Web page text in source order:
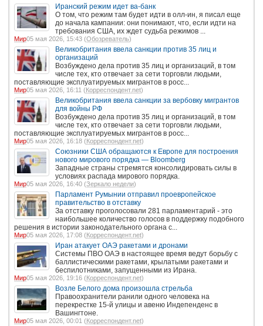
Иранский режим идет ва-банк
О том, что режим там будет идти в олл-ин, я писал еще
до начала кампании: они понимают, что, если идти на
требования США, их ждет судьба режимов ...
Мир05 мая 2026, 15:43 (Обозреватель)
Великобритания ввела санкции против 35 лиц и
организаций
Возбуждено дела против 35 лиц и организаций, в том
числе тех, кто отвечает за сети торговли людьми,
поставляющие эксплуатируемых мигрантов в росс...
Мир05 мая 2026, 16:11 (Корреспондент.net)
Великобритания ввела санкции за вербовку мигрантов
для войны РФ
Возбуждено дела против 35 лиц и организаций, в том
числе тех, кто отвечает за сети торговли людьми,
поставляющие эксплуатируемых мигрантов в росс...
Мир05 мая 2026, 16:18 (Корреспондент.net)
Союзники США обращаются к Европе для построения
нового мирового порядка — Bloomberg
Западные страны стремятся консолидировать силы в
условиях распада мирового порядка.
Мир05 мая 2026, 16:40 (Зеркало недели)
Парламент Румынии отправил проевропейское
правительство в отставку
За отставку проголосовали 281 парламентарий - это
наибольшее количество голосов в поддержку подобного
решения в истории законодательного органа с...
Мир05 мая 2026, 17:08 (Корреспондент.net)
Иран атакует ОАЭ ракетами и дронами
Системы ПВО ОАЭ в настоящее время ведут борьбу с
баллистическими ракетами, крылатыми ракетами и
беспилотниками, запущенными из Ирана.
Мир05 мая 2026, 19:16 (Корреспондент.net)
Возле Белого дома произошла стрельба
Правоохранители ранили одного человека на
перекрестке 15-й улицы и авеню Индепенденс в
Вашингтоне.
Мир05 мая 2026, 00:01 (Корреспондент.net)